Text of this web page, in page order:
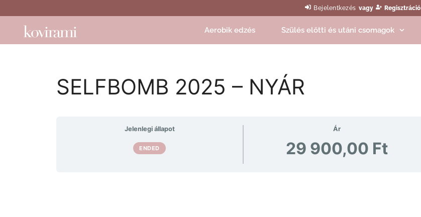
Bejelentkezés vagy Regisztráció
Aerobik edzés Szülés előtti és utáni csomagok
SELFBOMB 2025 – NYÁR
Jelenlegi állapot
ENDED
Ár
29 900,00 Ft